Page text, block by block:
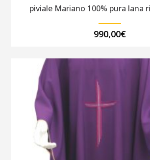
piviale Mariano 100% pura lana
990,00€